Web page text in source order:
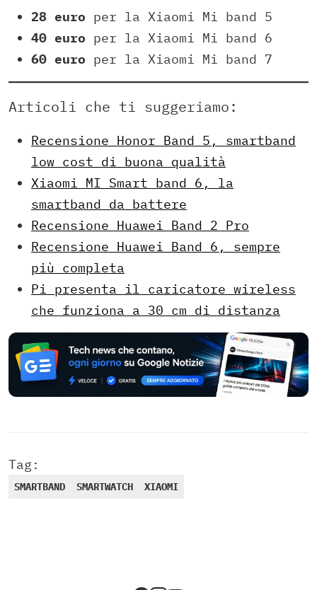
28 euro per la Xiaomi Mi band 5
40 euro per la Xiaomi Mi band 6
60 euro per la Xiaomi Mi band 7
Articoli che ti suggeriamo:
Recensione Honor Band 5, smartband
low cost di buona qualità
Xiaomi MI Smart band 6, la
smartband da battere
Recensione Huawei Band 2 Pro
Recensione Huawei Band 6, sempre
più completa
Pi presenta il caricatore wireless
che funziona a 30 cm di distanza
Tag:
SMARTBAND SMARTWATCH XIAOMI